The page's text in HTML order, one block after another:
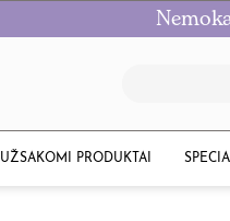
UŽSAKOMI PRODUKTAI